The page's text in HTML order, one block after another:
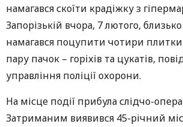
намагався скоїти крадіжку з
Запорізькій вчора, 7 лютого,
намагався поцупити чотири
пару пачок – горіхів та цукатів,
управління поліції охорони.
На місце події прибула слідчо-
Затриманим виявився 45-річний